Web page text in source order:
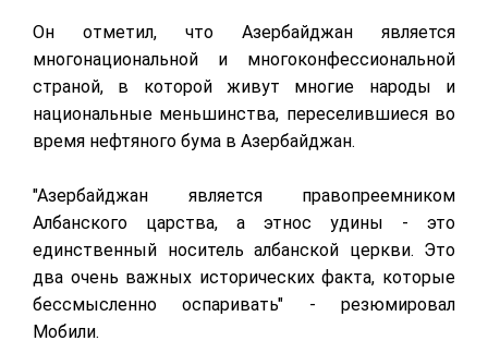
Он отметил, что Азербайджан является
многонациональной и многоконфессиональной
страной, в которой живут многие народы и
национальные меньшинства, переселившиеся во
время нефтяного бума в Азербайджан.
"Азербайджан является правопреемником
Албанского царства, а этнос удины - это
единственный носитель албанской церкви. Это
два очень важных исторических факта, которые
бессмысленно оспаривать" - резюмировал
Мобили.